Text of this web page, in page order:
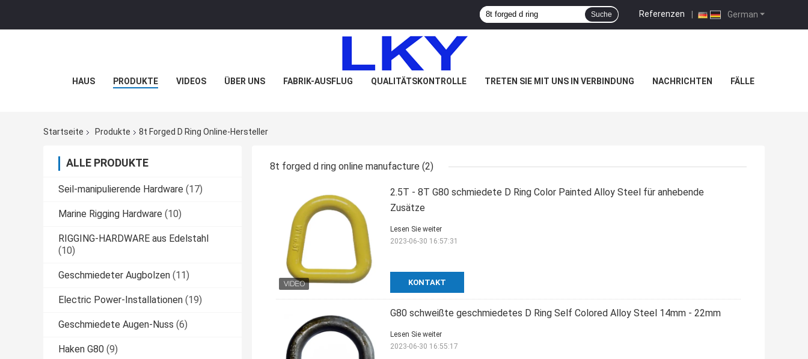
German
Referenzen |
Suche
HAUS PRODUKTE VIDEOS ÜBER UNS FABRIK-AUSFLUG QUALITÄTSKONTROLLE TRETEN SIE MIT UNS IN VERBINDUNG NACHRICHTEN FÄLLE
Startseite Produkte 8t Forged D Ring Online-Hersteller
ALLE PRODUKTE
Seil-manipulierende Hardware (17)
Marine Rigging Hardware (10)
RIGGING-HARDWARE aus Edelstahl
(10)
Geschmiedeter Augbolzen (11)
Electric Power-Installationen (19)
Geschmiedete Augen-Nuss (6)
Haken G80 (9)
8t forged d ring online manufacture (2)
2.5T - 8T G80 schmiedete D Ring Color Painted Alloy Steel für anhebende
Zusätze
KONTAKT
Lesen Sie weiter
2023-06-30 16:57:31
G80 schweißte geschmiedetes D Ring Self Colored Alloy Steel 14mm - 22mm
Lesen Sie weiter
2023-06-30 16:55:17